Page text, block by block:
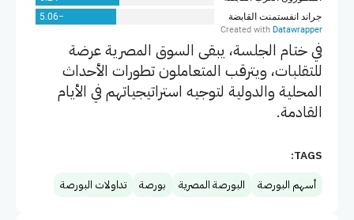
في ختام الجلسة، يبقى السوق المصرية عرضة
للتقلبات، ويترقب المتعاملون تطورات الأحداث
المحلية والدولية لتوجيه استراتيجياتهم في الأيام
القادمة.
TAGS:
أسهم البورصة
البورصة المصرية بورصة تداولات البورصة